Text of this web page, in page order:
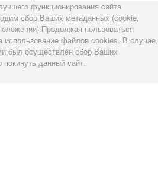
функционирования сайта
сбор Ваших метаданных (cookie,
пользоваться
использование файлов cookies. В случае,
был осуществлён сбор Ваших
данный сайт.